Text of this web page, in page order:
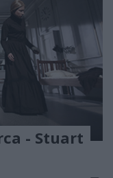
- Stuart